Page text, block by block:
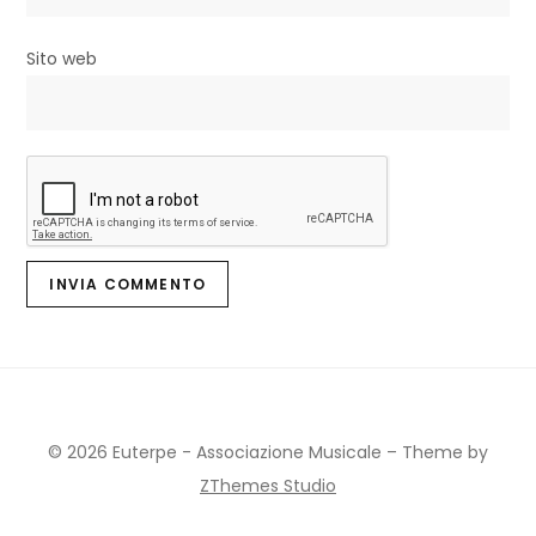
Sito web
© 2026 Euterpe - Associazione Musicale – Theme by
ZThemes Studio